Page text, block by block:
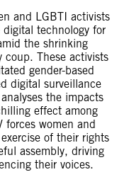
and LGBTI activists
technology for
the shrinking
These activists
gender-based
digital surveillance
the impacts
effect among
forces women and
of their rights
assembly, driving
their voices.